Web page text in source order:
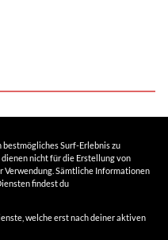
Surf-Erlebnis zu
nicht für die Erstellung von
Sämtliche Informationen
findest du
welche erst nach deiner aktiven